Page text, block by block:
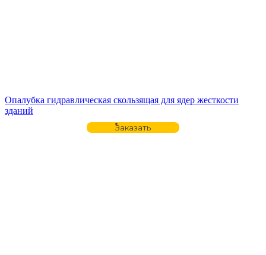
Опалубка гидравлическая скользящая для ядер жесткости
зданий
Заказать